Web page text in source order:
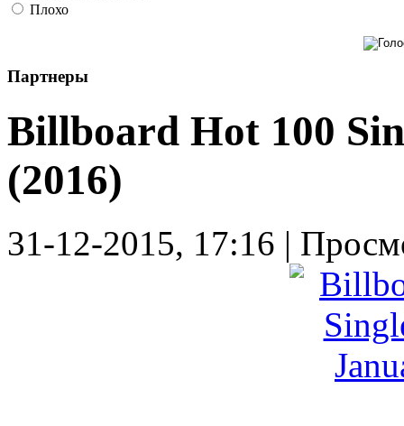
Плохо
Партнеры
Billboard Hot 100
(2016)
31-12-2015, 17:16 |